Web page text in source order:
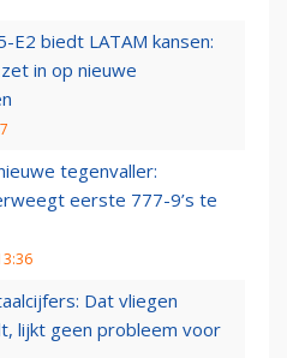
E2 biedt LATAM kansen:
in op nieuwe
tegenvaller:
eerste 777-9’s te
Dat vliegen
lijkt geen probleem voor